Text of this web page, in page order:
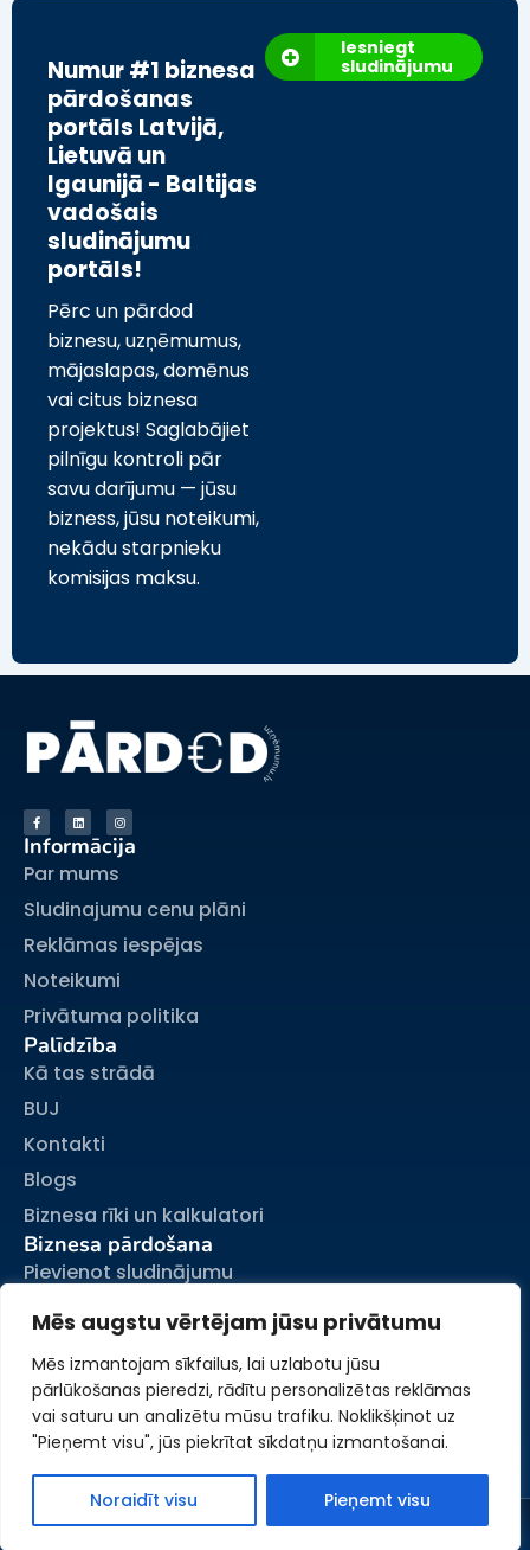
Mēs augstu vērtējam jūsu privātumu
Mēs izmantojam sīkfailus, lai uzlabotu jūsu
pārlūkošanas pieredzi, rādītu personalizētas reklāmas
vai saturu un analizētu mūsu trafiku. Noklikšķinot uz
"Pieņemt visu", jūs piekrītat sīkdatņu izmantošanai.
Noraidīt visu Pieņemt visu
Numur #1 biznesa
pārdošanas
portāls Latvijā,
Lietuvā un
Igaunijā - Baltijas
vadošais
sludinājumu
portāls!
Pērc un pārdod
biznesu, uzņēmumus,
mājaslapas, domēnus
vai citus biznesa
projektus! Saglabājiet
pilnīgu kontroli pār
savu darījumu — jūsu
bizness, jūsu noteikumi,
nekādu starpnieku
komisijas maksu.
Iesniegt
sludinājumu
Informācija
Par mums
Sludinajumu cenu plāni
Reklāmas iespējas
Noteikumi
Privātuma politika
Palīdzība
Kā tas strādā
BUJ
Kontakti
Blogs
Biznesa rīki un kalkulatori
Biznesa pārdošana
Pievienot sludinājumu
Mani sludinājumi
Mans konts
© www.pardoduznemumu.lv